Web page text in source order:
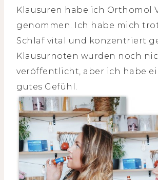
Klausuren habe ich Orthomol
genommen. Ich habe mich
Schlaf vital und konzentriert
Klausurnoten wurden noch
veröffentlicht, aber ich habe
gutes Gefühl.